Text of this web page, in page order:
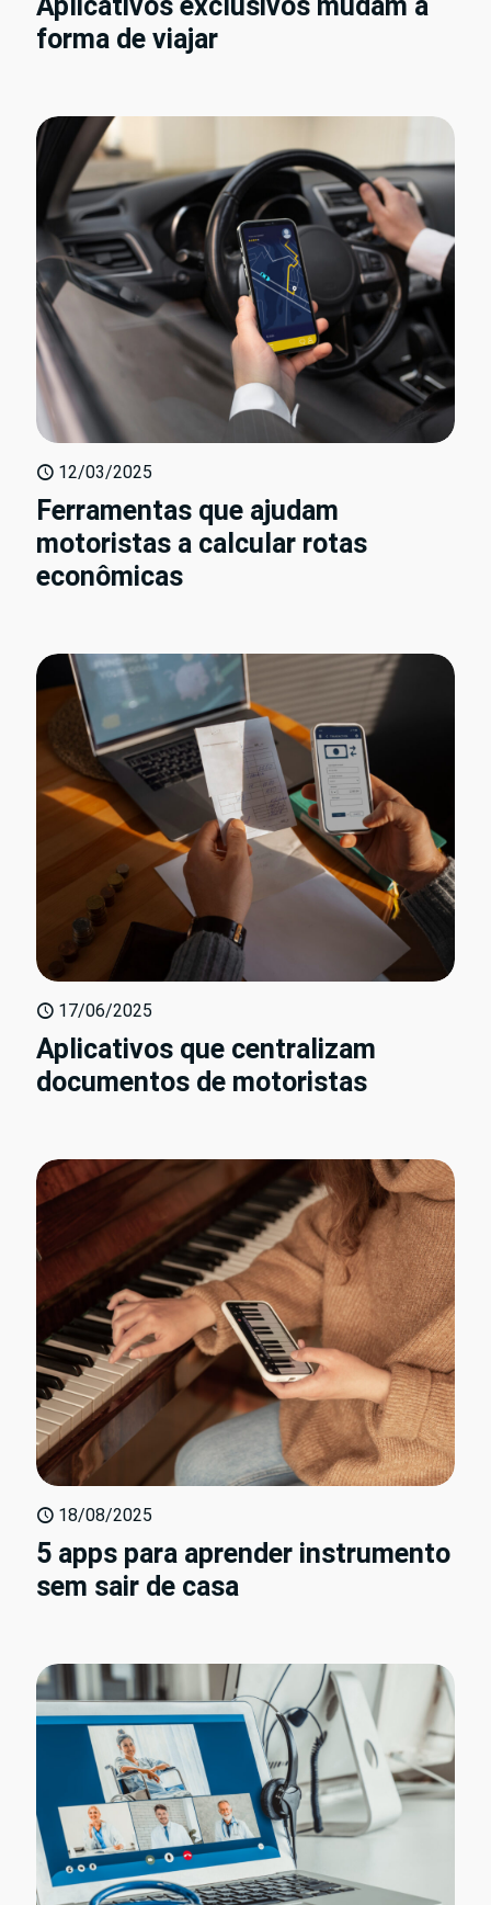
forma de viajar
12/03/2025
Ferramentas que ajudam
motoristas a calcular rotas
econômicas
17/06/2025
Aplicativos que centralizam
documentos de motoristas
18/08/2025
5 apps para aprender instrumento
sem sair de casa